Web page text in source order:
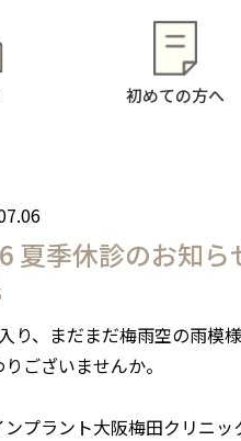
初めての方へ
夏季休診のお知ら
り、まだまだ梅雨空の雨模
ございませんか。
ンプラント大阪梅田クリニッ